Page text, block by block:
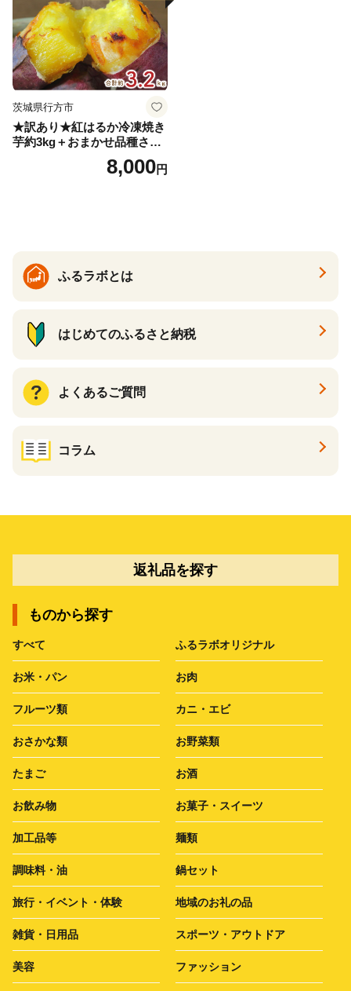
茨城県行方市
★訳あり★紅はるか冷凍焼き
芋約3kg＋おまかせ品種さつ
まいも 合計約3.2kg｜さつ
まいも サツマイモ さつま芋
8,000円
ふるラボとは
はじめてのふるさと納税
よくあるご質問
コラム
返礼品を探す
ものから探す
すべて ふるラボオリジナル
お米・パン お肉
フルーツ類 カニ・エビ
おさかな類 お野菜類
たまご お酒
お飲み物 お菓子・スイーツ
加工品等 麺類
調味料・油 鍋セット
旅行・イベント・体験 地域のお礼の品
雑貨・日用品 スポーツ・アウトドア
美容 ファッション